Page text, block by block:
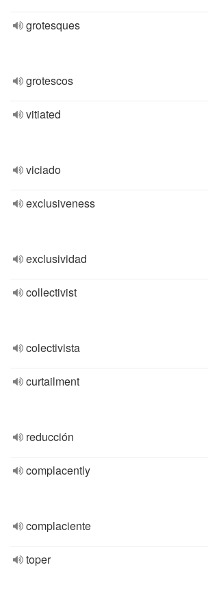
grotesques
grotescos
vitiated
viciado
exclusiveness
exclusividad
collectivist
colectivista
curtailment
reducción
complacently
complaciente
toper